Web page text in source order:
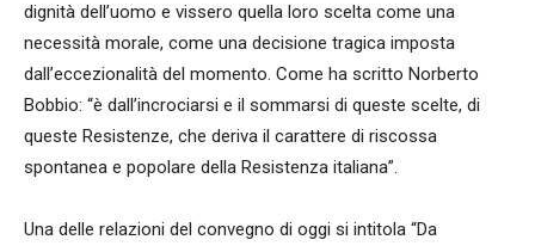
dignità dell’uomo e vissero quella loro scelta come una
necessità morale, come una decisione tragica imposta
dall’eccezionalità del momento. Come ha scritto Norberto
Bobbio: “è dall’incrociarsi e il sommarsi di queste scelte, di
queste Resistenze, che deriva il carattere di riscossa
spontanea e popolare della Resistenza italiana”.
Una delle relazioni del convegno di oggi si intitola “Da